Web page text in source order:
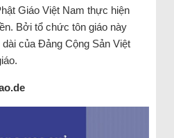
Giáo Việt Nam thực hiện
Bởi tổ chức tôn giáo này
của Đảng Cộng Sản Việt